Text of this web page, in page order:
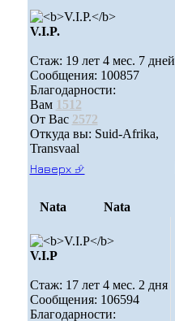
V.I.P.
Стаж: 19 лет 4 мес. 7 дней
Сообщения: 100857
Благодарности:
Вам 1512
От Вас 2572
Откуда вы: Suid-Afrika,
Transvaal
Наверх ⮵
Nata Nata
V.I.Р
Стаж: 17 лет 4 мес. 2 дня
Сообщения: 106594
Благодарности: